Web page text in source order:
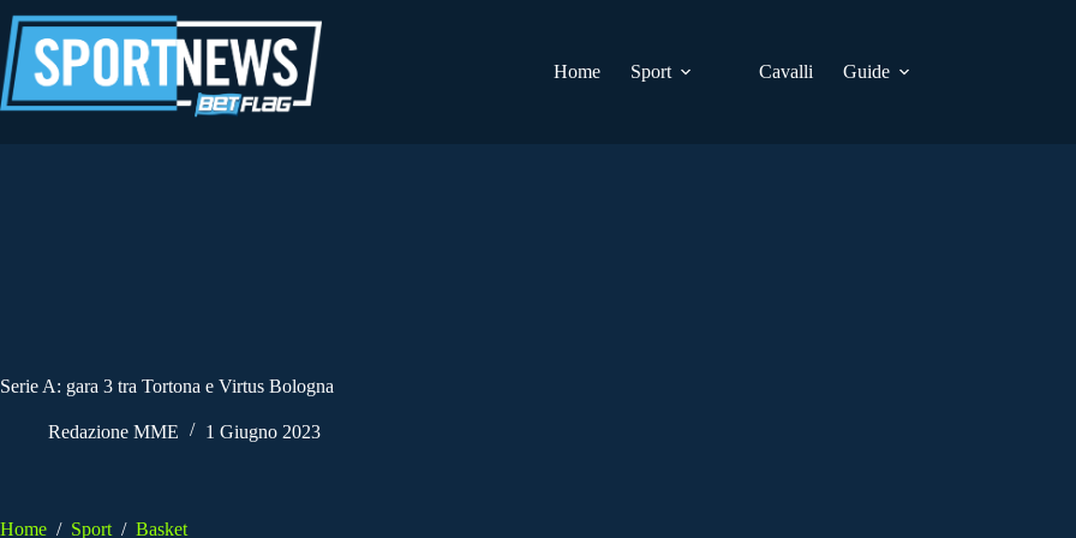
al
contenuto
Home
Sport Cavalli Guide
Serie A: gara 3 tra Tortona e Virtus Bologna
Redazione MME 1 Giugno 2023
Home / Sport / Basket